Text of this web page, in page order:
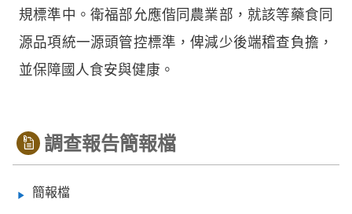
規標準中。衛福部允應偕同農業部，就該等藥食同
源品項統一源頭管控標準，俾減少後端稽查負擔，
並保障國人食安與健康。
調查報告簡報檔
簡報檔